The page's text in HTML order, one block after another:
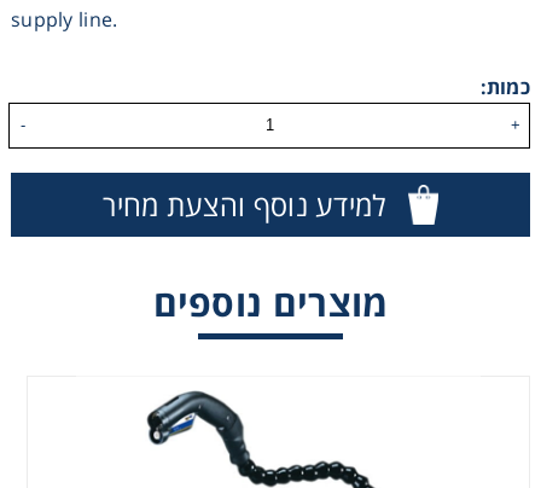
supply line.
כמות:
+
-
למידע נוסף והצעת מחיר
מוצרים נוספים
Washing
Chromatography
Lab Essentials